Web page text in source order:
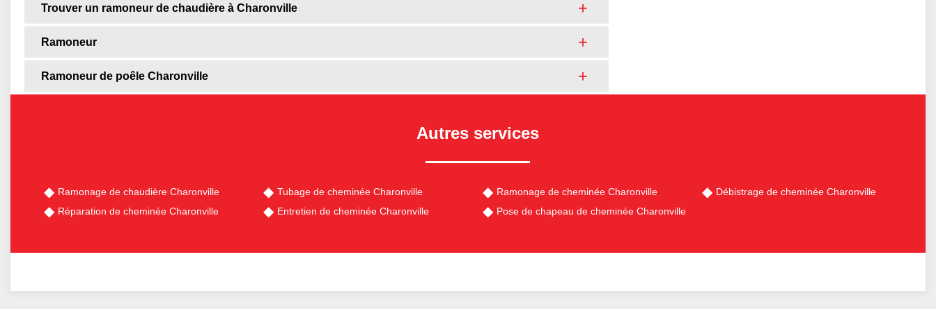
Trouver un ramoneur de chaudière à Charonville
Ramoneur
Ramoneur de poêle Charonville
Autres services
Ramonage de chaudière Charonville
Réparation de cheminée Charonville
Tubage de cheminée Charonville
Entretien de cheminée Charonville
Ramonage de cheminée Charonville
Pose de chapeau de cheminée Charonville
Débistrage de cheminée Charonville